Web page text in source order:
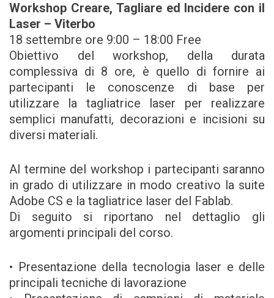
Workshop Creare, Tagliare ed Incidere con il
Laser – Viterbo
18 settembre ore 9:00 – 18:00 Free
Obiettivo del workshop, della durata
complessiva di 8 ore, è quello di fornire ai
partecipanti le conoscenze di base per
utilizzare la tagliatrice laser per realizzare
semplici manufatti, decorazioni e incisioni su
diversi materiali.
Al termine del workshop i partecipanti saranno
in grado di utilizzare in modo creativo la suite
Adobe CS e la tagliatrice laser del Fablab.
Di seguito si riportano nel dettaglio gli
argomenti principali del corso.
• Presentazione della tecnologia laser e delle
principali tecniche di lavorazione